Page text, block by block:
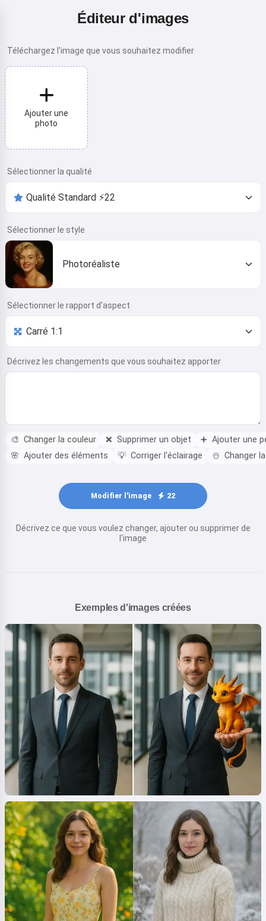
Éditeur d'images
Téléchargez l'image que vous souhaitez modifier
Ajouter une
photo
Sélectionner la qualité
Sélectionner le style
Photoréaliste
Sélectionner le rapport d'aspect
Décrivez les changements que vous souhaitez apporter
🎨 Changer la couleur ❌ Supprimer un objet ➕ Ajouter une
🌸 Ajouter des éléments 💡 Corriger l'éclairage ☃️ Changer
Modifier l'image 22
Décrivez ce que vous voulez changer, ajouter ou supprimer de
l'image
Exemples d'images créées